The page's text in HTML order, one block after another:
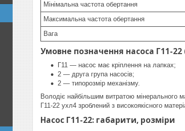
Мінімальна частота обертання
Максимальна частота обертання
Вага
Умовне позначення насоса Г11-
Г11 — насос має кріплення на лапках;
2 — друга група насосів;
2 — типорозмір механізму.
Володіє найбільшим витратою мінерального
Г11-22 ухл4 зроблений з високоякісного
Насос Г11-22: габарити, розміри